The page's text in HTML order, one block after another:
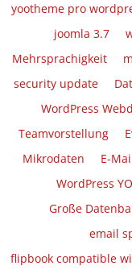
yootheme pro
joomla 3.7
Mehrsprachigkeit
security update
WordPress
Teamvorstellung
Mikrodaten
E-
WordPress
Große
email
flipbook compatible